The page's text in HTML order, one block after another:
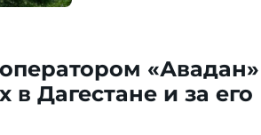
«Авадан»
Дагестане и за его